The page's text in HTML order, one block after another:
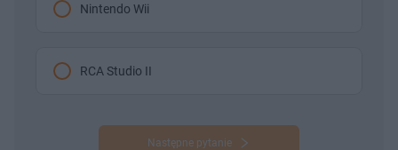
Nintendo Wii
RCA Studio II
Następne pytanie